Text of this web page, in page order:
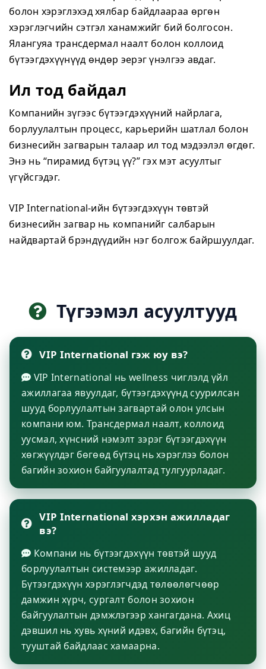
болон хэрэглэхэд хялбар байдлаараа өргөн
хэрэглэгчийн сэтгэл ханамжийг бий болгосон.
Ялангуяа трансдермал наалт болон коллоид
бүтээгдэхүүнүүд өндөр эерэг үнэлгээ авдаг.
Ил тод байдал
Компанийн зүгээс бүтээгдэхүүний найрлага,
борлуулалтын процесс, карьерийн шатлал болон
бизнесийн загварын талаар ил тод мэдээлэл өгдөг.
Энэ нь “пирамид бүтэц үү?” гэх мэт асуултыг
үгүйсгэдэг.
VIP International-ийн бүтээгдэхүүн төвтэй
бизнесийн загвар нь компанийг салбарын
найдвартай брэндүүдийн нэг болгож байршуулдаг.
Түгээмэл асуултууд
VIP International гэж юу вэ?
VIP International нь wellness чиглэлд үйл
ажиллагаа явуулдаг, бүтээгдэхүүнд суурилсан
шууд борлуулалтын загвартай олон улсын
компани юм. Трансдермал наалт, коллоид
уусмал, хүнсний нэмэлт зэрэг бүтээгдэхүүн
хөгжүүлдэг бөгөөд бүтэц нь хэрэглээ болон
багийн зохион байгуулалтад тулгуурладаг.
VIP International хэрхэн ажилладаг
вэ?
Компани нь бүтээгдэхүүн төвтэй шууд
борлуулалтын системээр ажилладаг.
Бүтээгдэхүүн хэрэглэгчдэд төлөөлөгчөөр
дамжин хүрч, сургалт болон зохион
байгуулалтын дэмжлэгээр хангагдана. Ахиц
дэвшил нь хувь хүний идэвх, багийн бүтэц,
тууштай байдлаас хамаарна.